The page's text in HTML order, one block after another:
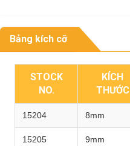
Bảng kích cỡ
STOCK
NO.
KÍCH
THƯỚC
15204 8mm
15205 9mm